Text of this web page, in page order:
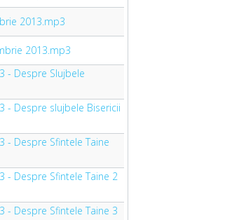
2013.mp3
2013.mp3
- Despre Slujbele
- Despre slujbele Bisericii
- Despre Sfintele Taine
- Despre Sfintele Taine 2
- Despre Sfintele Taine 3